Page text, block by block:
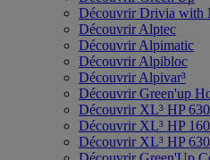
Découvrir Drivia with
Découvrir Alptec
Découvrir Alpimatic
Découvrir Alpibloc
Découvrir Alpivar³
Découvrir Green'up
Découvrir XL³ HP
Découvrir XL³ HP 160
Découvrir XL³ HP 630